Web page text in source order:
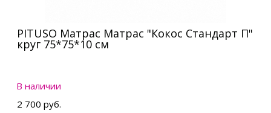
PITUSO Матрас Матрас "Кокос Стандарт П"
круг 75*75*10 см
В наличии
2 700 руб.